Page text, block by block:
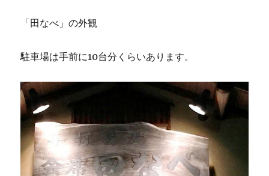
「田なべ」の外観
駐車場は手前に10台分くらいあります。